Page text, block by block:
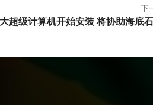
下
超级计算机开始安装 将协助海底